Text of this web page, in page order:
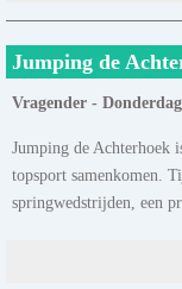
Jumping de
Vragender -
Jumping de Achterhoek
topsport samenkomen.
springwedstrijden, een